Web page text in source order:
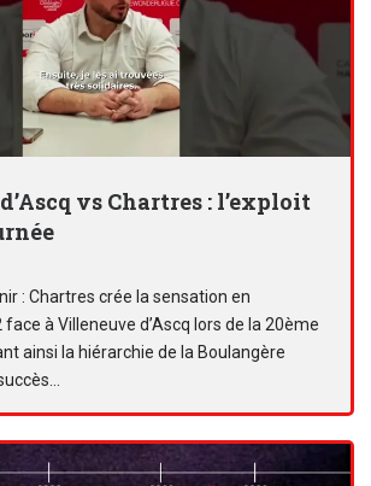
vs Chartres : l’exploit
: Chartres crée la sensation en
à Villeneuve d’Ascq lors de la 20ème
ainsi la hiérarchie de la Boulangère